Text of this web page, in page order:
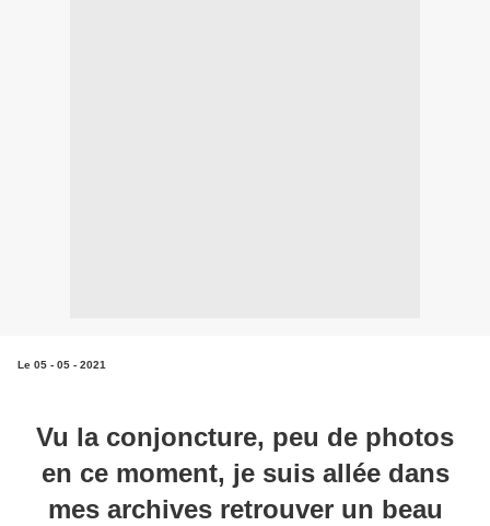
Le 05 - 05 - 2021
Vu la conjoncture, peu de photos
en ce moment, je suis allée dans
mes archives retrouver un beau